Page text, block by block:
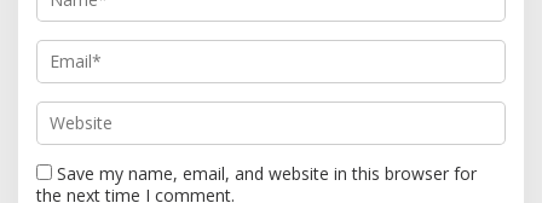
Save my name, email, and website in this browser for
the next time I comment.